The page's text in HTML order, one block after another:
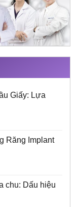
Giấy: Lựa
Răng Implant
chu: Dấu hiệu